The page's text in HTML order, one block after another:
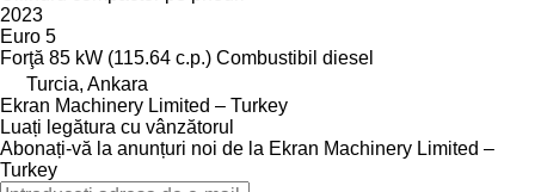
2023
Euro 5
Forţă 85 kW (115.64 c.p.) Combustibil diesel
Turcia, Ankara
Ekran Machinery Limited – Turkey
Luați legătura cu vânzătorul
Abonați-vă la anunțuri noi de la Ekran Machinery Limited –
Turkey